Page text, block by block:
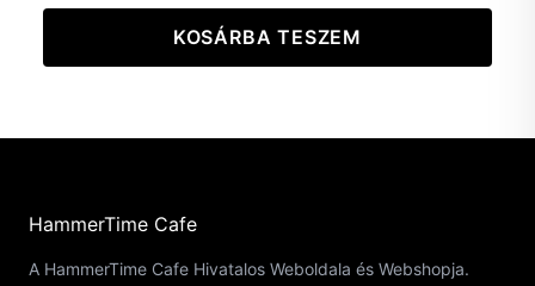
KOSÁRBA TESZEM
HammerTime Cafe
A HammerTime Cafe Hivatalos Weboldala és Webshopja.